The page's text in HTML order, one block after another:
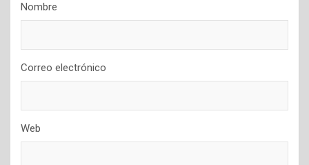
Nombre
Correo electrónico
Web